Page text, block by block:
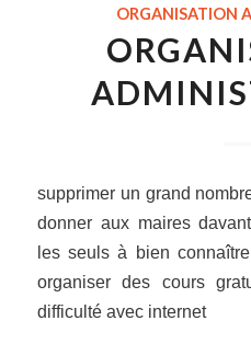
ORGANISATION
supprimer un grand
donner aux maires
les seuls à bien
organiser des cours
difficulté avec internet